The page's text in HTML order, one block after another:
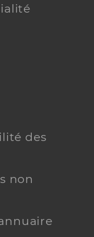
des
non